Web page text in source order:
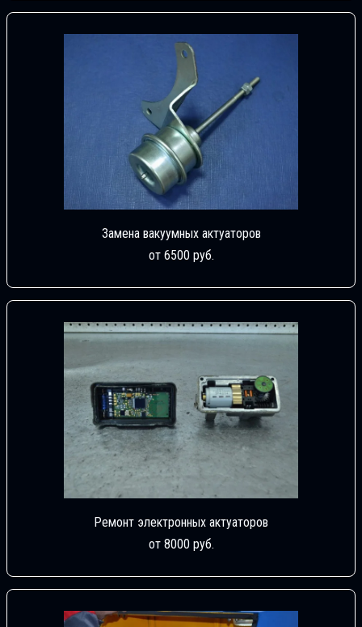
Замена вакуумных актуаторов
от 6500 руб.
Ремонт электронных актуаторов
от 8000 руб.